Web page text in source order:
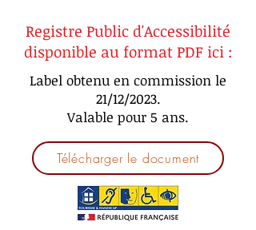
Registre Public d'Accessibilité
disponible au format PDF ici :
Label obtenu en commission le
21/12/2023.
Valable pour 5 ans.
Télécharger le document